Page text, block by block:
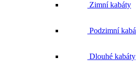
Zimní kabáty
Podzimní
Dlouhé kabáty